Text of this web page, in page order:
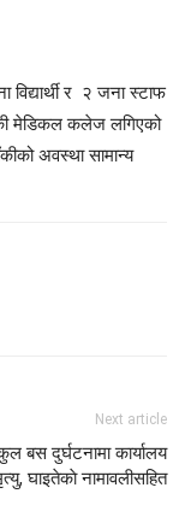
विद्यार्थी र २ जना स्टाफ
मेडिकल कलेज लगिएको
अवस्था सामान्य
Next article
बस दुर्घटनामा कार्यालय
घाइतेकाे नामावलीसहित